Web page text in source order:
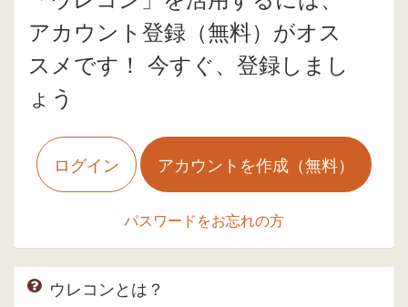
アカウント登録（無料）がオス
スメです！ 今すぐ、登録しまし
ょう
ログイン アカウントを作成（無料）
パスワードをお忘れの方
ウレコンとは？